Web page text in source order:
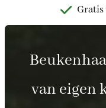
Gratis
van eigen